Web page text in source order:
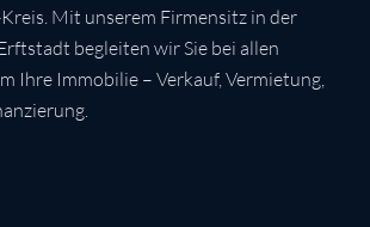
Mit unserem Firmensitz in der
begleiten wir Sie bei allen
Ihre Immobilie – Verkauf, Vermietung,